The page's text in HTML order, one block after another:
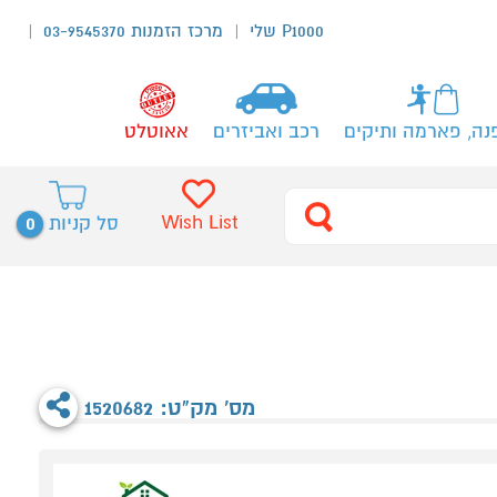
P1000 שלי מרכז הזמנות 03-9545370
פארמה ותיקים רכב ואביזרים אאוטלט
סל קניות 0 Wish List
מס' מק"ט: 1520682